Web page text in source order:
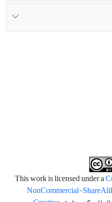
NonCommercial-